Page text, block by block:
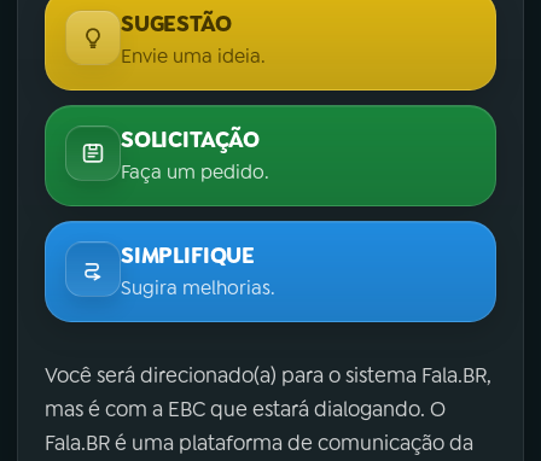
SUGESTÃO
Envie uma ideia.
SOLICITAÇÃO
Faça um pedido.
SIMPLIFIQUE
Sugira melhorias.
Você será direcionado(a) para o sistema Fala.BR,
mas é com a EBC que estará dialogando. O
Fala.BR é uma plataforma de comunicação da